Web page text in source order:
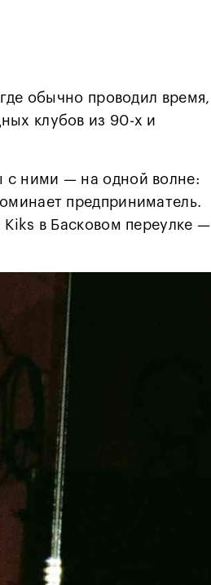
обычно проводил время,
клубов из 90-х и
с ними — на одной волне:
предприниматель.
Kiks в Басковом переулке —